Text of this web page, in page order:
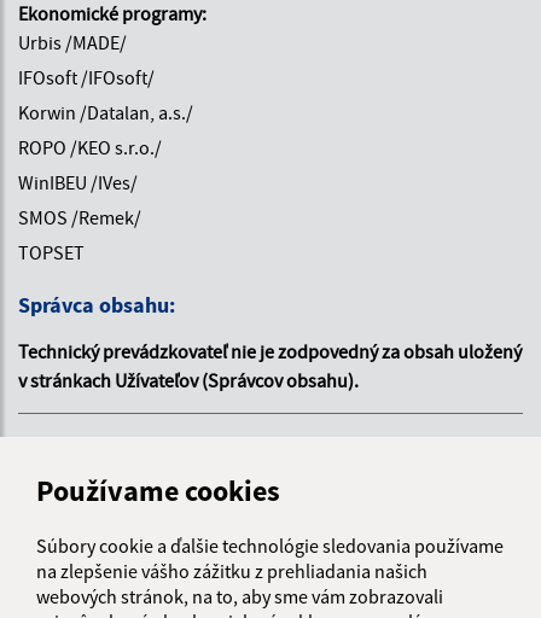
Používame cookies
Súbory cookie a ďalšie technológie sledovania používame
na zlepšenie vášho zážitku z prehliadania našich
webových stránok, na to, aby sme vám zobrazovali
Ekonomické programy:
Urbis /MADE/
IFOsoft /IFOsoft/
Korwin /Datalan, a.s./
ROPO /KEO s.r.o./
WinIBEU /IVes/
SMOS /Remek/
TOPSET
Správca obsahu:
Technický prevádzkovateľ nie je zodpovedný za obsah uložený
v stránkach Užívateľov (Správcov obsahu).
Vytvorené v súlade s Jednotným dizajn manuálom
Registrácia Prihlásenie O uradne.sk FAQ
Kontakt